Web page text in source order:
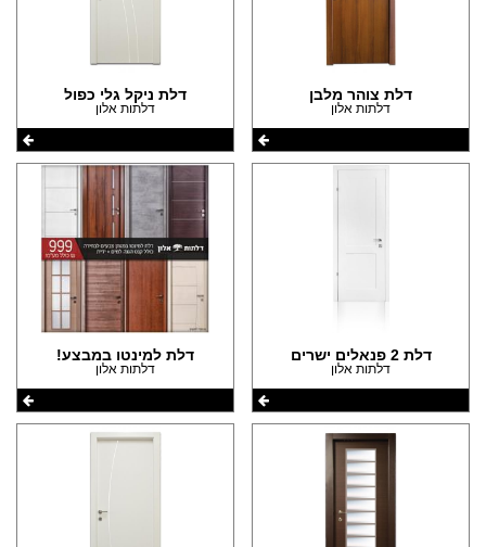
דלת צוהר מלבן
דלתות אלון
דלת ניקל גלי כפול
דלתות אלון
דלת 2 פנאלים ישרים
דלתות אלון
דלת למינטו במבצע!
דלתות אלון